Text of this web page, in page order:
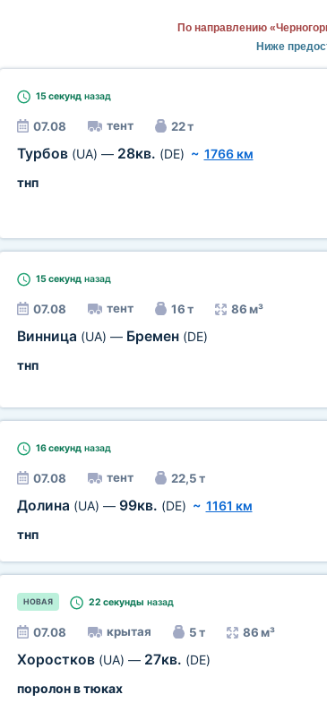
По направлению
Ниже
15 секундназад
07.08 тент 22 т
Турбов (UA) — 28кв. (DE) ~ 1766 км
тнп
15 секундназад
07.08 тент 16 т 86 м³
Винница (UA) — Бремен (DE)
тнп
16 секундназад
07.08 тент 22,5 т
Долина (UA) — 99кв. (DE) ~ 1161 км
тнп
НОВАЯ 22 секунды назад
07.08 крытая 5 т 86 м³
Хоростков (UA) — 27кв. (DE)
поролон в тюках